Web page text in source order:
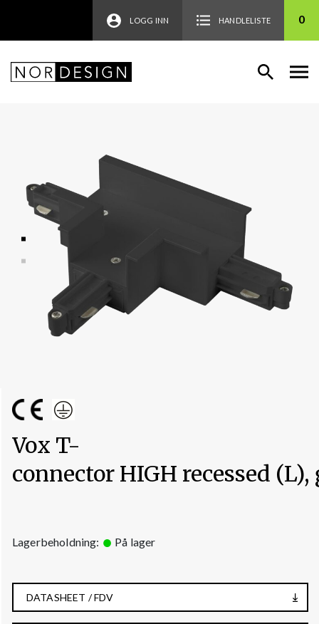
LOGG INN HANDLELISTE 0
Vox T-
connector HIGH recessed
Lagerbeholdning: På lager
DATASHEET / FDV